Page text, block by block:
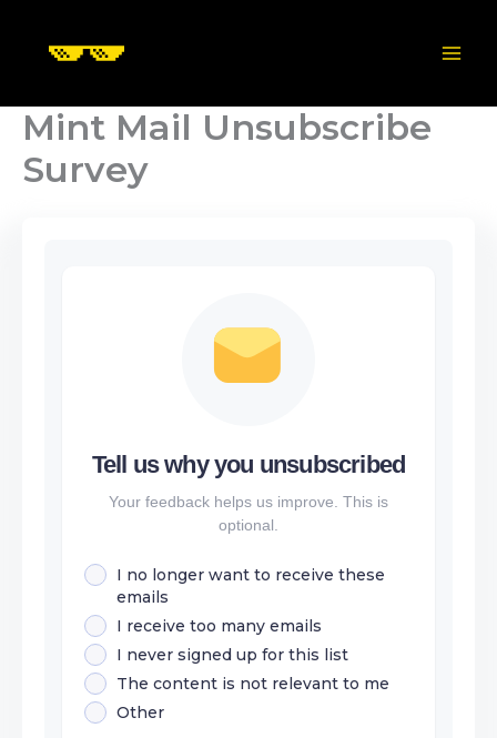
Mint Mail Unsubscribe
Survey
Tell us why you unsubscribed
Your feedback helps us improve. This is
optional.
I no longer want to receive these
emails
I receive too many emails
I never signed up for this list
The content is not relevant to me
Other